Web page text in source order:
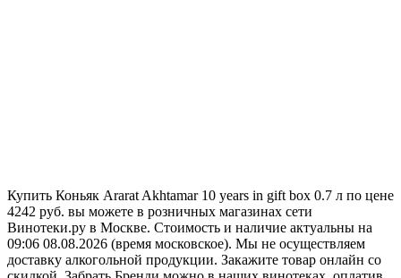
Купить Коньяк Ararat Akhtamar 10 years in gift box 0.7 л по цене
4242 руб. вы можете в розничных магазинах сети
Винотеки.ру в Москве. Стоимость и наличие актуальны на
09:06 08.08.2026 (время московское). Мы не осуществляем
доставку алкогольной продукции. Закажите товар онлайн со